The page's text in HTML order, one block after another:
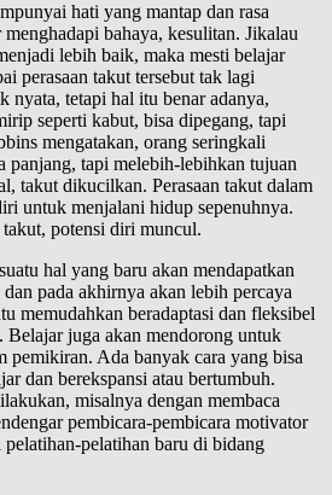
hati yang mantap dan rasa
bahaya, kesulitan. Jikalau
lebih baik, maka mesti belajar
perasaan takut tersebut tak lagi
nyata, tetapi hal itu benar adanya,
seperti kabut, bisa dipegang, tapi
mengatakan, orang seringkali
panjang, tapi melebih-lebihkan tujuan
takut dikucilkan. Perasaan takut dalam
untuk menjalani hidup sepenuhnya.
takut, potensi diri muncul.
hal yang baru akan mendapatkan
pada akhirnya akan lebih percaya
memudahkan beradaptasi dan fleksibel
Belajar juga akan mendorong untuk
pemikiran. Ada banyak cara yang bisa
dan berekspansi atau bertumbuh.
misalnya dengan membaca
pembicara-pembicara motivator
pelatihan baru di bidang